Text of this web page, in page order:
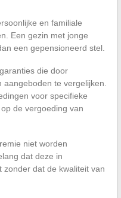
en familiale
Een gezin met jonge
een gepensioneerd stel.
die door
te vergelijken.
voor specifieke
de vergoeding van
niet worden
dat deze in
dat de kwaliteit van